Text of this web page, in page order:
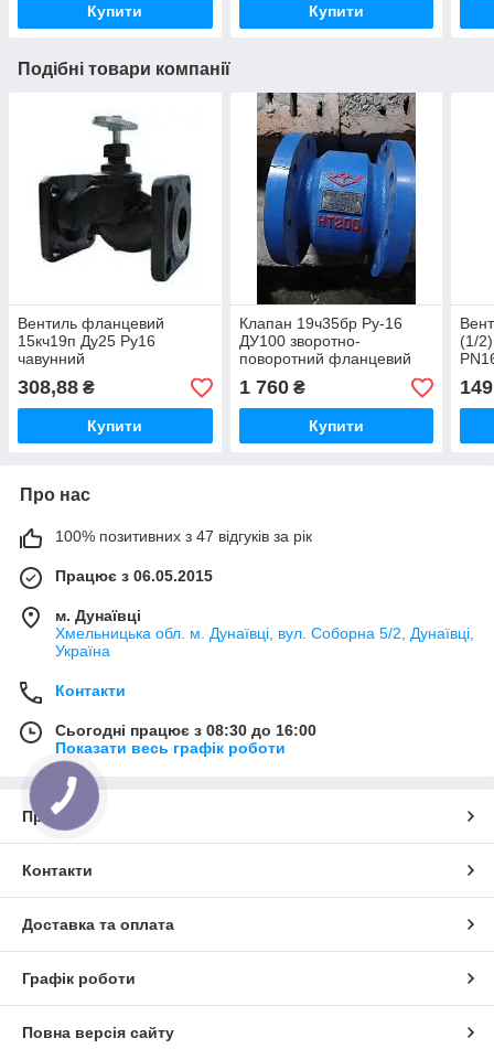
Купити Купити
Подібні товари компанії
Вентиль фланцевий
15кч19п Ду25 Ру16
чавунний
308,88 ₴
Купити
Клапан 19ч35бр Ру-16
ДУ100 зворотно-
поворотний фланцевий
1 760₴
Купити
(1/
Про нас
100% позитивних з 47 відгуків за рік
Працює з 06.05.2015
м. Дунаївці
Хмельницька обл. м. Дунаївці, вул. Соборна 5/2, Дунаївці,
Україна
Контакти
Сьогодні працює з 08:30 до 16:00
Показати весь графік роботи
Про нас
Контакти
Доставка та оплата
Графік роботи
Повна версія сайту